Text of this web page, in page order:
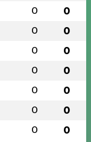
0 0
0 0
0 0
0 0
0 0
0 0
0 0